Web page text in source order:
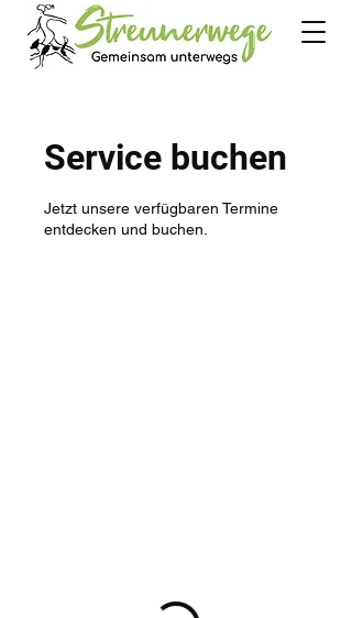
Service buchen
Jetzt unsere verfügbaren Termine
entdecken und buchen.